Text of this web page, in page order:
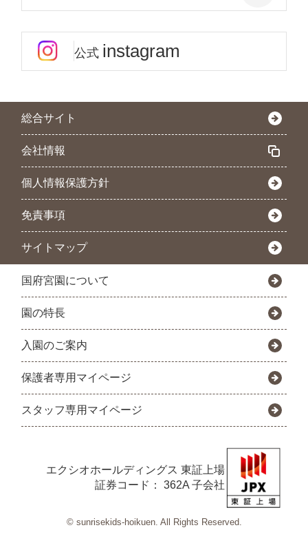
公式 instagram
総合サイト
会社情報
個人情報保護方針
免責事項
サイトマップ
国府宮園について
園の特長
入園のご案内
保護者専用マイページ
スタッフ専用マイページ
エクシオホールディングス 東証上場
証券コード： 362A 子会社
© sunrisekids-hoikuen. All Rights Reserved.